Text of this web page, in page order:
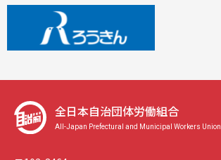
全日本自治団体労働組合
All-Japan Prefectural and Municipal Workers Union